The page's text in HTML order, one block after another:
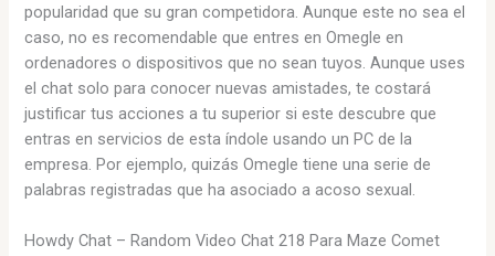
popularidad que su gran competidora. Aunque este no sea el
caso, no es recomendable que entres en Omegle en
ordenadores o dispositivos que no sean tuyos. Aunque uses
el chat solo para conocer nuevas amistades, te costará
justificar tus acciones a tu superior si este descubre que
entras en servicios de esta índole usando un PC de la
empresa. Por ejemplo, quizás Omegle tiene una serie de
palabras registradas que ha asociado a acoso sexual.
Howdy Chat – Random Video Chat 218 Para Maze Comet